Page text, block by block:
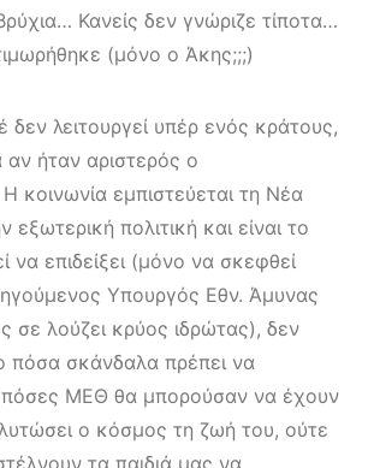
Κανείς δεν γνώριζε τίποτα…
(μόνο ο Άκης;;;)
δεν λειτουργεί υπέρ ενός κράτους,
αν ήταν αριστερός ο
κοινωνία εμπιστεύεται τη Νέα
εξωτερική πολιτική και είναι το
να επιδείξει (μόνο να σκεφθεί
Υπουργός Εθν. Άμυνας
σε λούζει κρύος ιδρώτας), δεν
πόσα σκάνδαλα πρέπει να
πόσες ΜΕΘ θα μπορούσαν να έχουν
ο κόσμος τη ζωή του, ούτε
τα παιδιά μας να